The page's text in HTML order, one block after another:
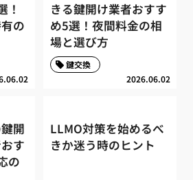
！
の
きる鍵開け業者おすす
め5選！夜間料金の相
場と選び方
2026.06.02
鍵交換
開
す
の
LLMO対策を始めるべ
きか迷う時のヒント